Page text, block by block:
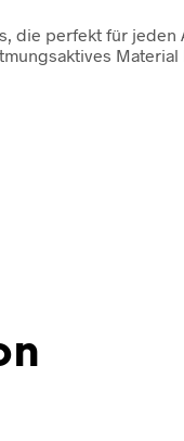
die perfekt für jeden
Material